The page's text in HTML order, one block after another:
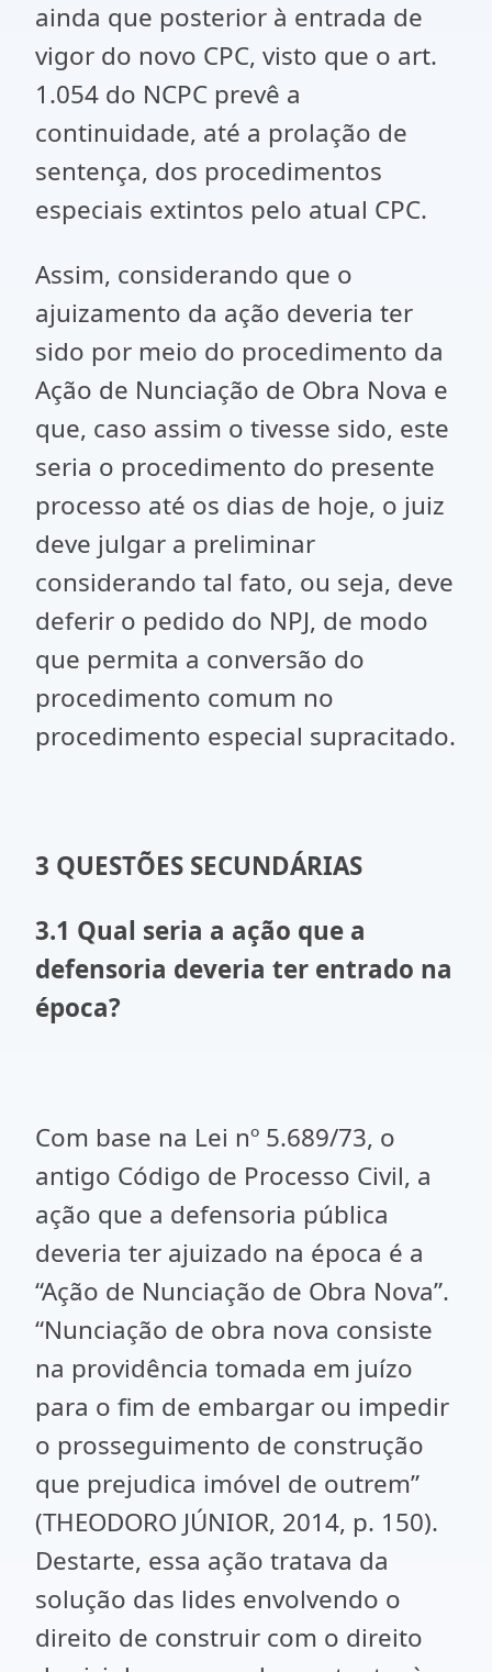
ainda que posterior à entrada de
vigor do novo CPC, visto que o art.
1.054 do NCPC prevê a
continuidade, até a prolação de
sentença, dos procedimentos
especiais extintos pelo atual CPC.
Assim, considerando que o
ajuizamento da ação deveria ter
sido por meio do procedimento da
Ação de Nunciação de Obra Nova e
que, caso assim o tivesse sido, este
seria o procedimento do presente
processo até os dias de hoje, o juiz
deve julgar a preliminar
considerando tal fato, ou seja, deve
deferir o pedido do NPJ, de modo
que permita a conversão do
procedimento comum no
procedimento especial supracitado.
3 QUESTÕES SECUNDÁRIAS
3.1 Qual seria a ação que a
defensoria deveria ter entrado na
época?
Com base na Lei nº 5.689/73, o
antigo Código de Processo Civil, a
ação que a defensoria pública
deveria ter ajuizado na época é a
“Ação de Nunciação de Obra Nova”.
“Nunciação de obra nova consiste
na providência tomada em juízo
para o fim de embargar ou impedir
o prosseguimento de construção
que prejudica imóvel de outrem”
(THEODORO JÚNIOR, 2014, p. 150).
Destarte, essa ação tratava da
solução das lides envolvendo o
direito de construir com o direito